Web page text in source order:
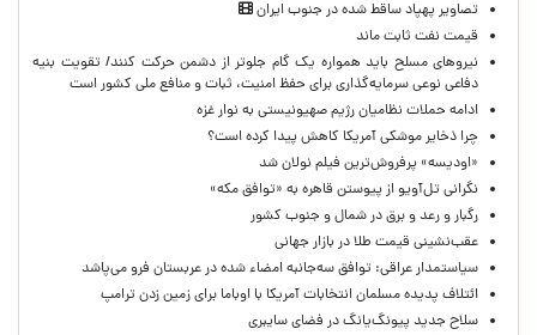
تصاویر پهپاد ساقط شده در جنوب ایران
قیمت نفت ثابت ماند
نیروهای مسلح باید همواره یک گام جلوتر از دشمن حرکت کنند/ تقویت بنیه
دفاعی نوعی سرمایه‌گذاری برای حفظ امنیت، ثبات و منافع ملی کشور است
ادامه حملات نظامیان رژیم صهیونیستی به نوار غزه
چرا ذخایر موشکی آمریکا کاهش پیدا کرده است؟
«اودیسه» پرفروش‌ترین فیلم نولان شد
نگرانی تل‌آویو از پیوستن قاهره به «توافق مکه»
رگبار و رعد و برق در شمال و جنوب کشور
عقب‌نشینی قیمت طلا در بازار جهانی
سیاستمدار عراقی: توافق سه‌جانبه امضاء شده در عربستان فرو می‌پاشد
ائتلاف پدیده مسلمان انتخابات آمریکا با اوباما برای زمین زدن ترامپ
سلاح جدید پیونگ‌یانگ در فضای سایبری